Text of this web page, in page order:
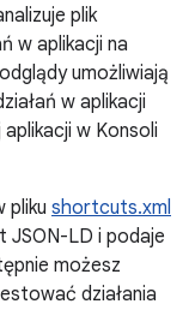
plik
w aplikacji na
umożliwiają
w aplikacji
w Konsoli
pliku shortcuts.xml
JSON-LD i podaje
możesz
działania